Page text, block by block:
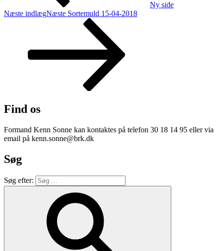
Ny side
Næste indlægNæste Sortemuld 15-04-2018
Find os
Formand Kenn Sonne kan kontaktes på telefon 30 18 14 95 eller via
email på kenn.sonne@brk.dk
Søg
Søg efter: